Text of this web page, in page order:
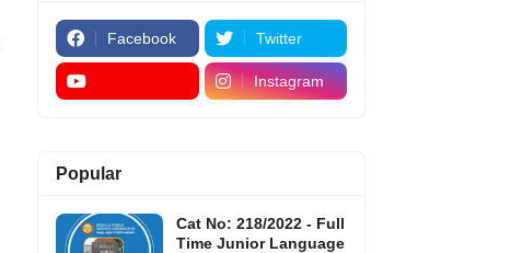
Facebook Twitter
Instagram
Popular
Cat No: 218/2022 - Full
Time Junior Language